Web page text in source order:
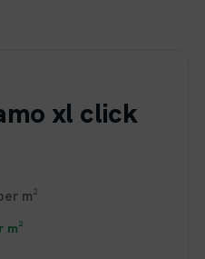
xl click
m²
m²